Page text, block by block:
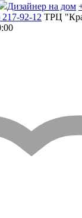
Дизайнер на дом
92-12 ТРЦ